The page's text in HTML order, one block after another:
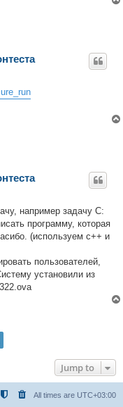
например задачу C:
программу, которая
(используем с++ и
пользователей,
установили из
Jump to
All times are UTC+03:00